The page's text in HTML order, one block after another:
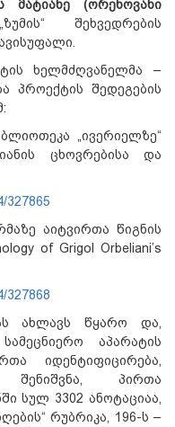
მატიანე (ორენოვანი
შეხვედრების
ხელმძღვანელმა –
პროექტის შედეგების
„ივერიელზე“
ცხოვრებისა და
327865
აიტვირთა წიგნის
of Grigol Orbeliani’s
327868
ახლავს წყარო და,
აპარატის
იდენტიფიცირება,
შენიშვნა, პირთა
სულ 3302 ანოტაციაა,
რუბრიკა, 196-ს –